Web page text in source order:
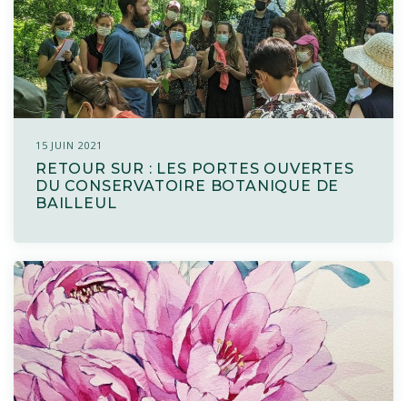
15 JUIN 2021
RETOUR SUR : LES PORTES OUVERTES
DU CONSERVATOIRE BOTANIQUE DE
BAILLEUL